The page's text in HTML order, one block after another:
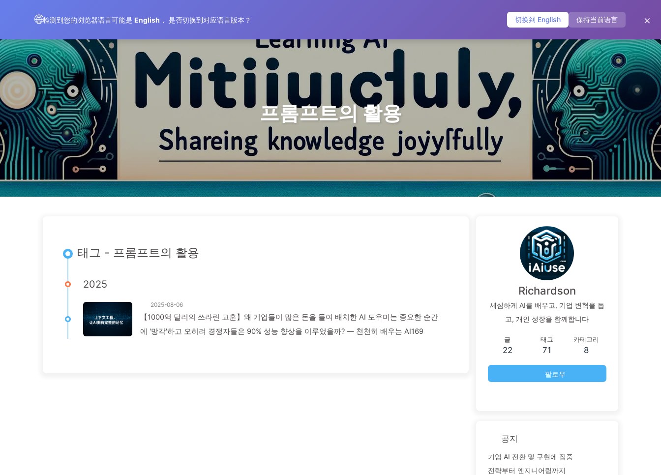
🌐检测到您的浏览器语言可能是 English ， 是否切换到对应语言版本？ 切换到 English 保持当前语言 ×
AI 변혁으로 가는 길 태그 카테고리 링크 소개
프롬프트의 활용
태그 - 프롬프트의 활용
2025
2025-08-06
【1000억 달러의 쓰라린 교훈】왜 기업들이 많은 돈을 들여 배치한 AI 도우미는 중요한 순간
에 '망각'하고 오히려 경쟁자들은 90% 성능 향상을 이루었을까? — 천천히 배우는 AI169
Richardson
세심하게 AI를 배우고, 기업 변혁을 돕
고, 개인 성장을 함께합니다
글
22
태그
71
카테고리
8
팔로우
공지
기업 AI 전환 및 구현에 집중
전략부터 엔지니어링까지